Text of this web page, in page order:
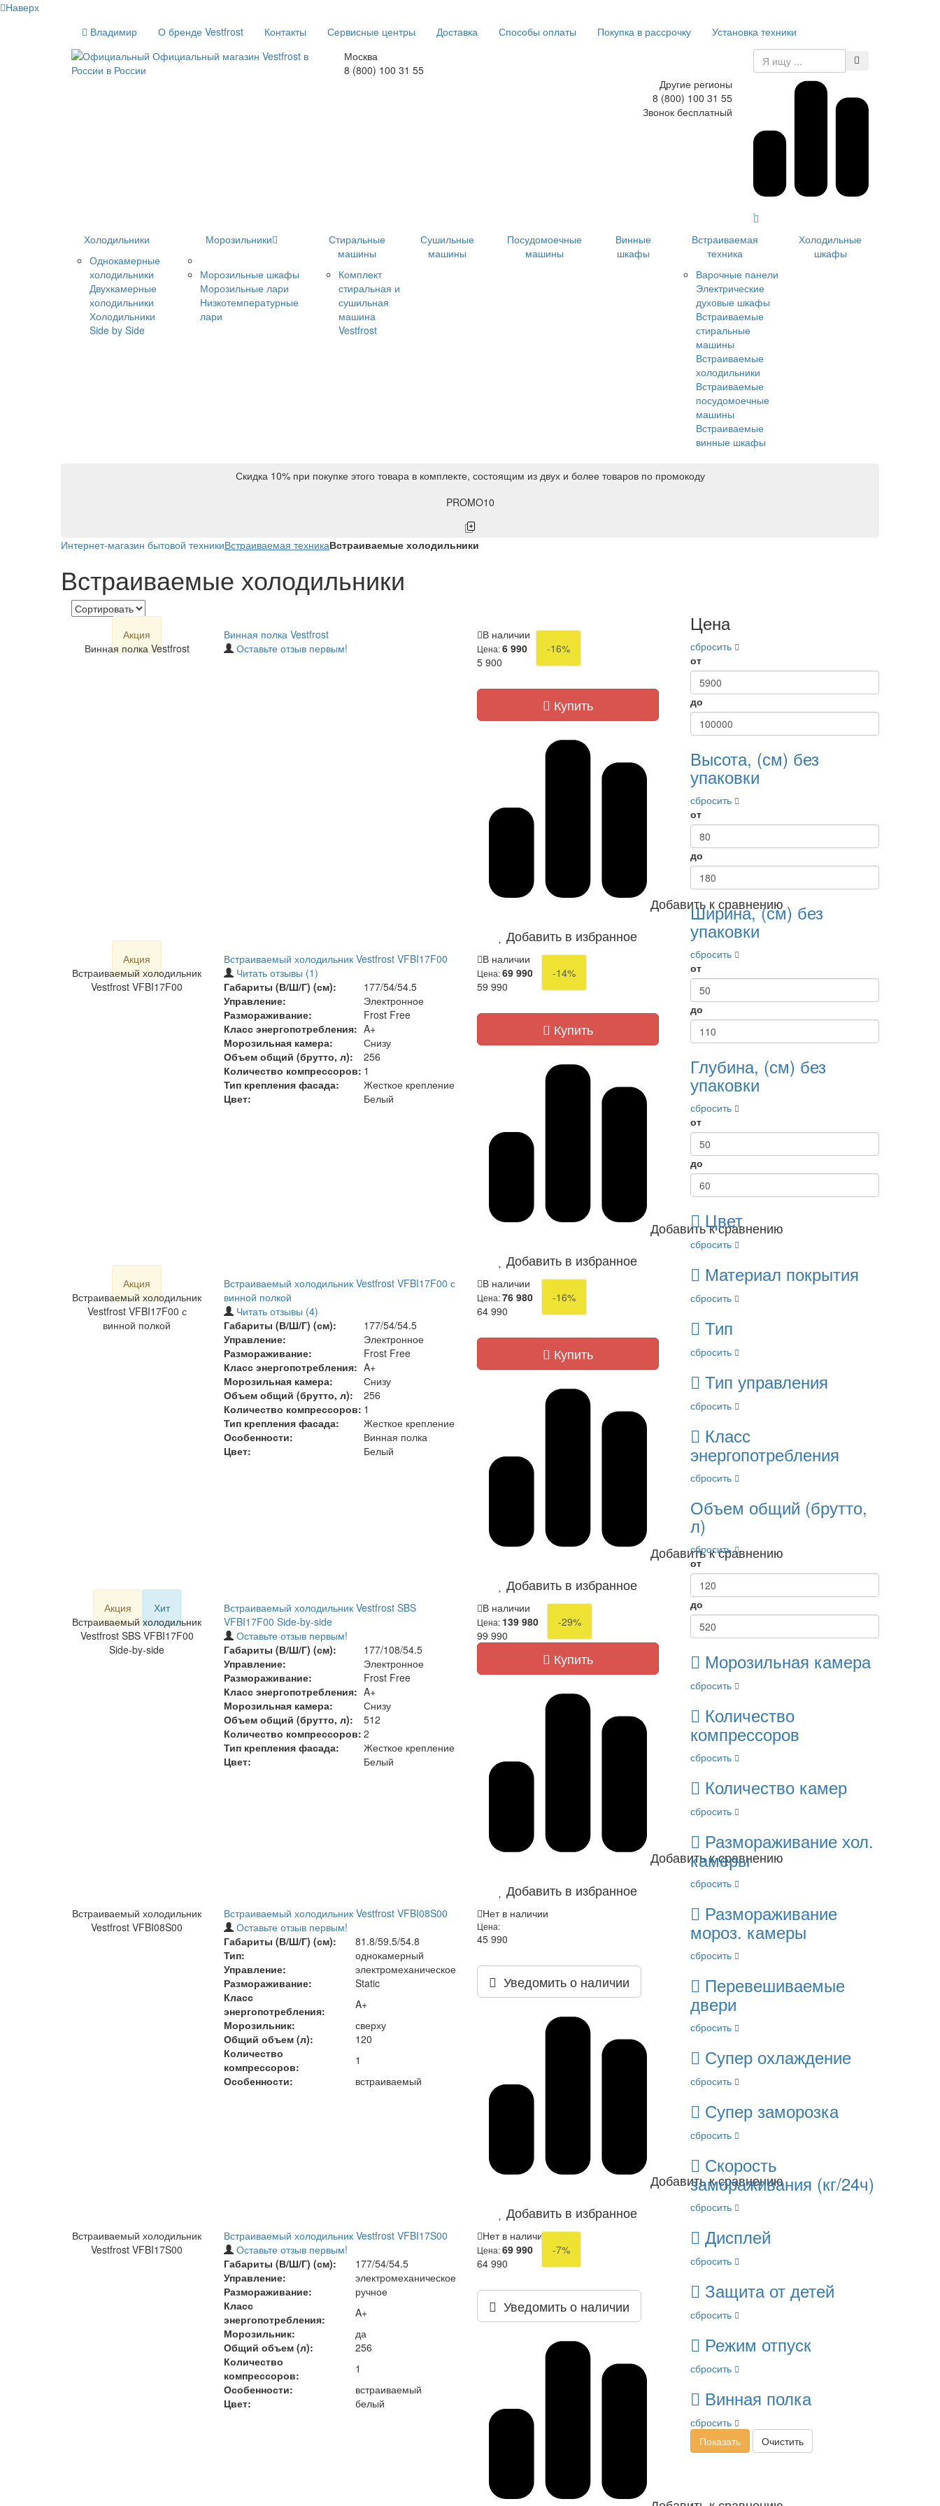
Наверх
Владимир
О бренде Vestfrost Контакты Сервисные центры Доставка Способы оплаты Покупка в рассрочку
Установка техники
Москва
8 (800) 100 31 55
Другие регионы
8 (800) 100 31 55
Звонок бесплатный
Холодильники
Однокамерные
холодильники
Двухкамерные
холодильники
Холодильники
Side by Side
Морозильники
Морозильные шкафы
Морозильные лари
Низкотемпературные
лари
Стиральные
машины
Комплект
стиральная и
сушильная
машина
Vestfrost
Сушильные
машины
Посудомоечные
машины
Винные
шкафы
Встраиваемая
техника
Варочные панели
Электрические
духовые шкафы
Встраиваемые
стиральные
машины
Встраиваемые
холодильники
Встраиваемые
посудомоечные
машины
Встраиваемые
винные шкафы
Холодильные
шкафы
Скидка 10% при покупке этого товара в комплекте, состоящим из двух и более товаров по промокоду
PROMO10
Интернет-магазин бытовой техникиВстраиваемая техникаВстраиваемые холодильники
Встраиваемые холодильники
Акция
Винная полка Vestfrost
Винная полка Vestfrost
Оставьте отзыв первым!
В наличии
Цена:6 990
-16%
5 900
Купить
Добавить к сравнению
Добавить в избранное
Акция
Встраиваемый холодильник
Vestfrost VFBI17F00
Встраиваемый холодильник Vestfrost VFBI17F00
Читать отзывы (1)
Габариты (В/Ш/Г) (см):
177/54/54.5
Управление:
Электронное
Размораживание:
Frost Free
Класс энергопотребления: A+
Морозильная камера:
Снизу
Объем общий (брутто, л):
256
Количество компрессоров: 1
Тип крепления фасада:
Жесткое крепление
Цвет:
Белый
В наличии
Цена:69 990
-14%
59 990
Купить
Добавить к сравнению
Добавить в избранное
Акция
Встраиваемый холодильник
Vestfrost VFBI17F00 с
винной полкой
Встраиваемый холодильник Vestfrost VFBI17F00 с
винной полкой
Читать отзывы (4)
Габариты (В/Ш/Г) (см):
177/54/54.5
Управление:
Электронное
Размораживание:
Frost Free
Класс энергопотребления: A+
Морозильная камера:
Снизу
Объем общий (брутто, л):
256
Количество компрессоров: 1
Тип крепления фасада:
Жесткое крепление
Особенности:
Винная полка
Цвет:
Белый
В наличии
Цена:76 980
-16%
64 990
Купить
Добавить к сравнению
Добавить в избранное
Акция
Хит
Встраиваемый холодильник
Vestfrost SBS VFBI17F00
Side-by-side
Встраиваемый холодильник Vestfrost SBS
VFBI17F00 Side-by-side
Оставьте отзыв первым!
Габариты (В/Ш/Г) (см):
177/108/54.5
Управление:
Электронное
Размораживание:
Frost Free
Класс энергопотребления: A+
Морозильная камера:
Снизу
Объем общий (брутто, л):
512
Количество компрессоров: 2
Тип крепления фасада:
Жесткое крепление
Цвет:
Белый
В наличии
Цена: 139 980
-29%
99 990
Купить
Добавить к сравнению
Добавить в избранное
Встраиваемый холодильник
Vestfrost VFBI08S00
Встраиваемый холодильник Vestfrost VFBI08S00
Оставьте отзыв первым!
Габариты (В/Ш/Г) (см):
81.8/59.5/54.8
Тип:
однокамерный
Управление:
электромеханическое
Размораживание:
Static
Класс
энергопотребления:
A+
Морозильник:
сверху
Общий объем (л):
120
Количество
компрессоров:
1
Особенности:
встраиваемый
Нет в наличии
Цена:
45 990
Уведомить о наличии
Добавить к сравнению
Добавить в избранное
Встраиваемый холодильник
Vestfrost VFBI17S00
Встраиваемый холодильник Vestfrost VFBI17S00
Оставьте отзыв первым!
Габариты (В/Ш/Г) (см):
177/54/54.5
Управление:
электромеханическое
Размораживание:
ручное
Класс
энергопотребления:
A+
Морозильник:
да
Общий объем (л):
256
Количество
компрессоров:
1
Особенности:
встраиваемый
Цвет:
белый
Нет в наличии
Цена:69 990
-7%
64 990
Уведомить о наличии
Цена
сбросить
от
до
Высота, (см) без
упаковки
сбросить
от
до
Ширина, (см) без
упаковки
сбросить
от
до
Глубина, (см) без
упаковки
сбросить
от
до
Цвет
сбросить
Материал покрытия
сбросить
Тип
сбросить
Тип управления
сбросить
Класс
энергопотребления
сбросить
Объем общий (брутто,
л)
сбросить
от
до
Морозильная камера
сбросить
Количество
компрессоров
сбросить
Количество камер
сбросить
Размораживание хол.
камеры
сбросить
Размораживание
мороз. камеры
сбросить
Перевешиваемые
двери
сбросить
Супер охлаждение
сбросить
Супер заморозка
сбросить
Скорость
замораживания (кг/24ч)
сбросить
Дисплей
сбросить
Защита от детей
сбросить
Режим отпуск
сбросить
Винная полка
сбросить
Показать
Очистить